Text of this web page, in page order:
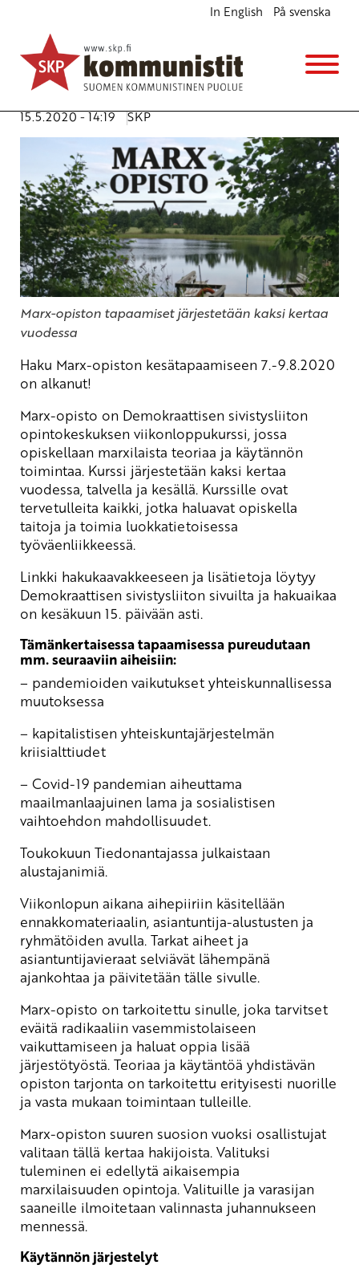
In English På svenska
Haku Marx-opiston kesätapaamiseen on alkanut!
Ajankohtaista
Avainsanat:DSL,Karl Marx,Marx-opisto
15.5.2020 - 14:19
SKP
Marx-opiston tapaamiset järjestetään kaksi kertaa
vuodessa
Haku Marx-opiston kesätapaamiseen 7.-9.8.2020
on alkanut!
Marx-opisto on Demokraattisen sivistysliiton
opintokeskuksen viikonloppukurssi, jossa
opiskellaan marxilaista teoriaa ja käytännön
toimintaa. Kurssi järjestetään kaksi kertaa
vuodessa, talvella ja kesällä. Kurssille ovat
tervetulleita kaikki, jotka haluavat opiskella
taitoja ja toimia luokkatietoisessa
työväenliikkeessä.
Linkki hakukaavakkeeseen ja lisätietoja löytyy
Demokraattisen sivistysliiton sivuilta ja hakuaikaa
on kesäkuun 15. päivään asti.
Tämänkertaisessa tapaamisessa pureudutaan
mm. seuraaviin aiheisiin:
– pandemioiden vaikutukset yhteiskunnallisessa
muutoksessa
– kapitalistisen yhteiskuntajärjestelmän
kriisialttiudet
– Covid-19 pandemian aiheuttama
maailmanlaajuinen lama ja sosialistisen
vaihtoehdon mahdollisuudet.
Toukokuun Tiedonantajassa julkaistaan
alustajanimiä.
Viikonlopun aikana aihepiiriin käsitellään
ennakkomateriaalin, asiantuntija-alustusten ja
ryhmätöiden avulla. Tarkat aiheet ja
asiantuntijavieraat selviävät lähempänä
ajankohtaa ja päivitetään tälle sivulle.
Marx-opisto on tarkoitettu sinulle, joka tarvitset
eväitä radikaaliin vasemmistolaiseen
vaikuttamiseen ja haluat oppia lisää
järjestötyöstä. Teoriaa ja käytäntöä yhdistävän
opiston tarjonta on tarkoitettu erityisesti nuorille
ja vasta mukaan toimintaan tulleille.
Marx-opiston suuren suosion vuoksi osallistujat
valitaan tällä kertaa hakijoista. Valituksi
tuleminen ei edellytä aikaisempia
marxilaisuuden opintoja. Valituille ja varasijan
saaneille ilmoitetaan valinnasta juhannukseen
mennessä.
Käytännön järjestelyt